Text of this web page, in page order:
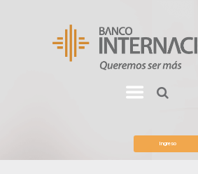
Ingreso